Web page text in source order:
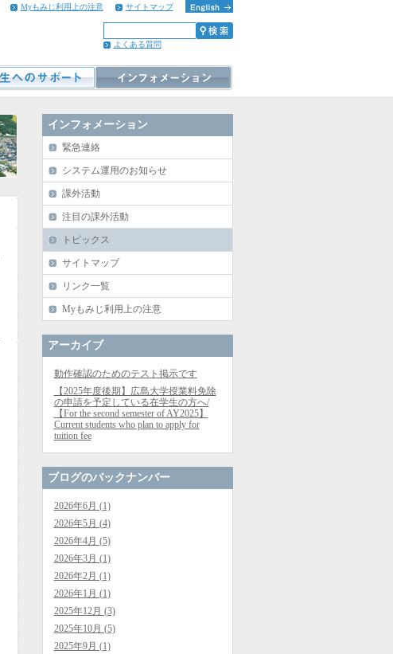
サイトマップ
Myもみじ利用上の注意
よくある質問
インフォメーション
緊急連絡
システム運用のお知らせ
課外活動
注目の課外活動
トピックス
サイトマップ
リンク一覧
Myもみじ利用上の注意
アーカイブ
動作確認のためのテスト掲示です
【2025年度後期】広島大学授業料免除
の申請を予定している在学生の方へ/
【For the second semester of AY2025】
Current students who plan to apply for
tuition fee
ブログのバックナンバー
2026年6月 (1)
2026年5月 (4)
2026年4月 (5)
2026年3月 (1)
2026年2月 (1)
2026年1月 (1)
2025年12月 (3)
2025年10月 (5)
2025年9月 (1)